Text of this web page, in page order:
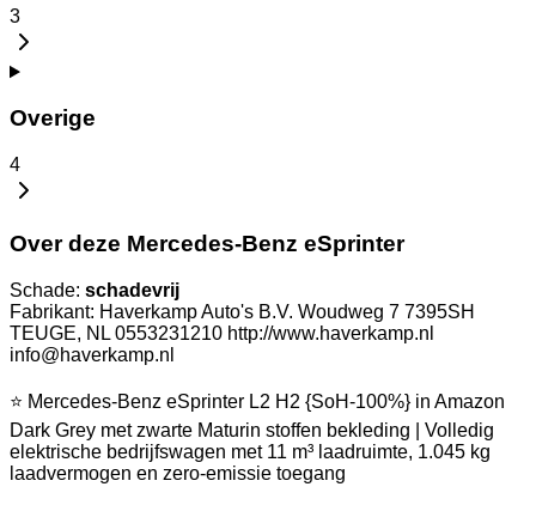
3
Overige
4
Over deze Mercedes-Benz eSprinter
Schade: schadevrij
Fabrikant: Haverkamp Auto's B.V. Woudweg 7 7395SH
TEUGE, NL 0553231210 http://www.haverkamp.nl
info@haverkamp.nl
⭐ Mercedes-Benz eSprinter L2 H2 {SoH-100%} in Amazon
Dark Grey met zwarte Maturin stoffen bekleding | Volledig
elektrische bedrijfswagen met 11 m³ laadruimte, 1.045 kg
laadvermogen en zero-emissie toegang